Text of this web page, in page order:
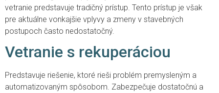
vetranie predstavuje tradičný prístup. Tento prístup je však
pre aktuálne vonkajšie vplyvy a zmeny v stavebných
postupoch často nedostatočný.
Vetranie s rekuperáciou
Predstavuje riešenie, ktoré rieši problém premysleným a
automatizovaným spôsobom. Zabezpečuje dostatočnú a